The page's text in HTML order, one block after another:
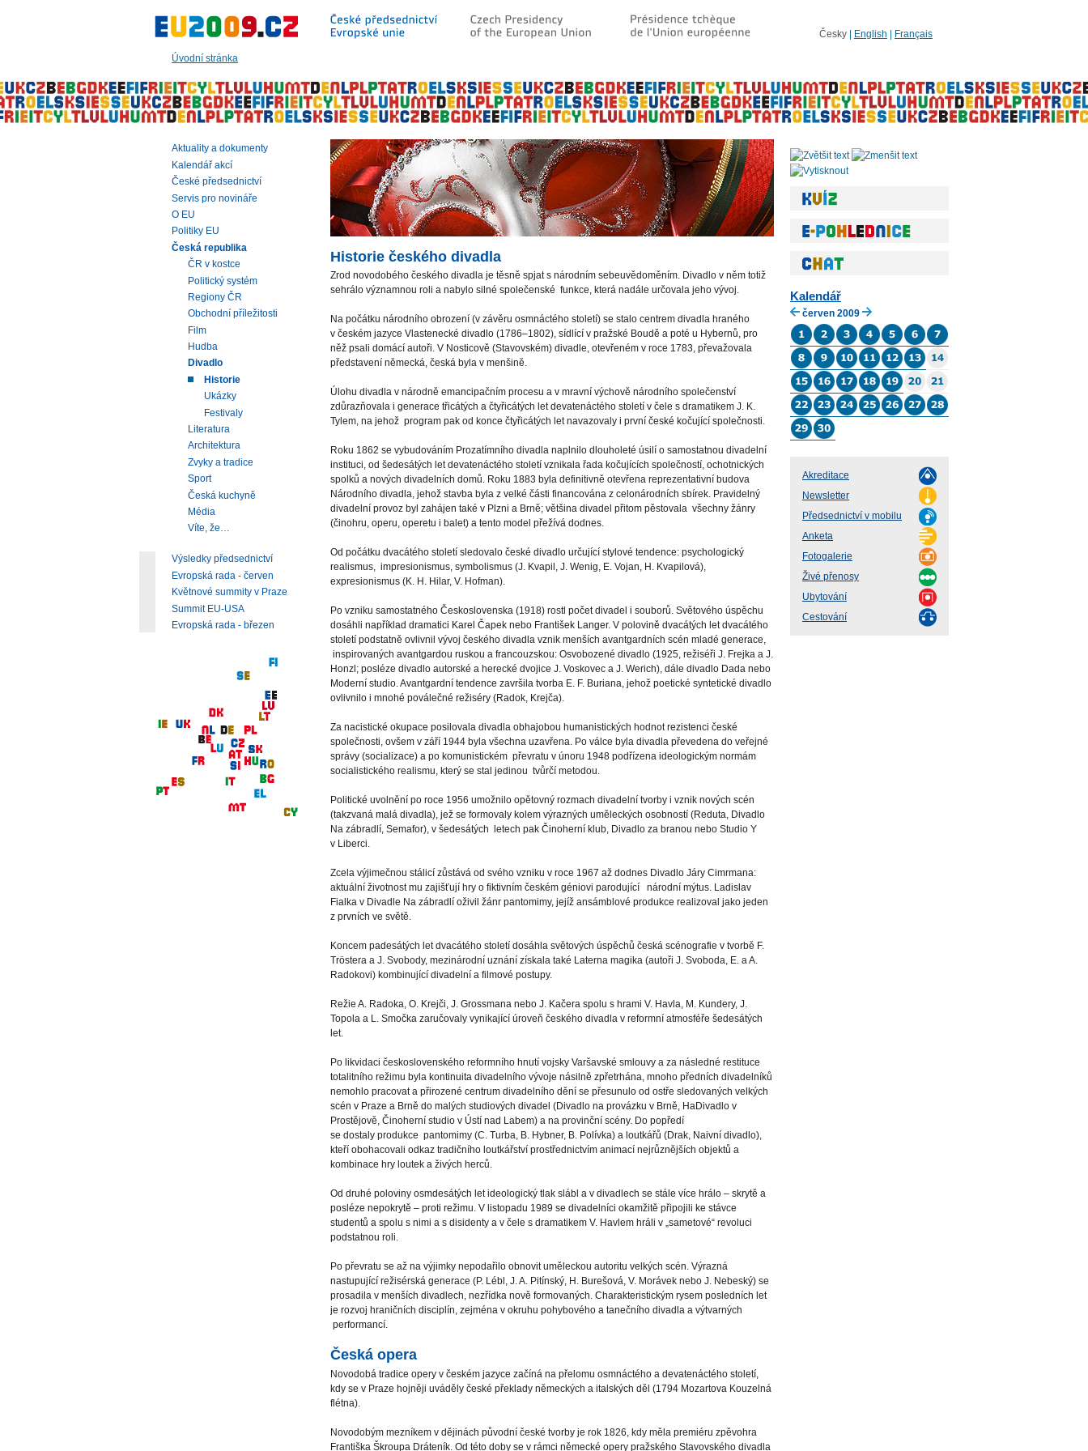
Česky English Français
Úvodní stránka
hlavní
|
navigaci
|
vyhledávání
Historie českého divadla
Zrod novodobého českého divadla je těsně spjat s národním sebeuvědoměním. Divadlo v něm totiž
sehrálo významnou roli a nabylo silné společenské funkce, která nadále určovala jeho vývoj.
Na počátku národního obrození (v závěru osmnáctého století) se stalo centrem divadla hraného
v českém jazyce Vlastenecké divadlo (1786–1802), sídlící v pražské Boudě a poté u Hybernů, pro
něž psali domácí autoři. V Nosticově (Stavovském) divadle, otevřeném v roce 1783, převažovala
představení německá, česká byla v menšině.
Úlohu divadla v národně emancipačním procesu a v mravní výchově národního společenství
zdůrazňovala i generace třicátých a čtyřicátých let devatenáctého století v čele s dramatikem J. K.
Tylem, na jehož program pak od konce čtyřicátých let navazovaly i první české kočující společnosti.
Roku 1862 se vybudováním Prozatímního divadla naplnilo dlouholeté úsilí o samostatnou divadelní
instituci, od šedesátých let devatenáctého století vznikala řada kočujících společností, ochotnických
spolků a nových divadelních domů. Roku 1883 byla definitivně otevřena reprezentativní budova
Národního divadla, jehož stavba byla z velké části financována z celonárodních sbírek. Pravidelný
divadelní provoz byl zahájen také v Plzni a Brně; většina divadel přitom pěstovala všechny žánry
(činohru, operu, operetu i balet) a tento model přežívá dodnes.
Od počátku dvacátého století sledovalo české divadlo určující stylové tendence: psychologický
realismus, impresionismus, symbolismus (J. Kvapil, J. Wenig, E. Vojan, H. Kvapilová),
expresionismus (K. H. Hilar, V. Hofman).
Po vzniku samostatného Československa (1918) rostl počet divadel i souborů. Světového úspěchu
dosáhli například dramatici Karel Čapek nebo František Langer. V polovině dvacátých let dvacátého
století podstatně ovlivnil vývoj českého divadla vznik menších avantgardních scén mladé generace,
inspirovaných avantgardou ruskou a francouzskou: Osvobozené divadlo (1925, režiséři J. Frejka a J.
Honzl; posléze divadlo autorské a herecké dvojice J. Voskovec a J. Werich), dále divadlo Dada nebo
Moderní studio. Avantgardní tendence završila tvorba E. F. Buriana, jehož poetické syntetické divadlo
ovlivnilo i mnohé poválečné režiséry (Radok, Krejča).
Za nacistické okupace posilovala divadla obhajobou humanistických hodnot rezistenci české
společnosti, ovšem v září 1944 byla všechna uzavřena. Po válce byla divadla převedena do veřejné
správy (socializace) a po komunistickém převratu v únoru 1948 podřízena ideologickým normám
socialistického realismu, který se stal jedinou tvůrčí metodou.
Politické uvolnění po roce 1956 umožnilo opětovný rozmach divadelní tvorby i vznik nových scén
(takzvaná malá divadla), jež se formovaly kolem výrazných uměleckých osobností (Reduta, Divadlo
Na zábradlí, Semafor), v šedesátých letech pak Činoherní klub, Divadlo za branou nebo Studio Y
v Liberci.
Zcela výjimečnou stálicí zůstává od svého vzniku v roce 1967 až dodnes Divadlo Járy Cimrmana:
aktuální životnost mu zajišťují hry o fiktivním českém géniovi parodující národní mýtus. Ladislav
Fialka v Divadle Na zábradlí oživil žánr pantomimy, jejíž ansámblové produkce realizoval jako jeden
z prvních ve světě.
Koncem padesátých let dvacátého století dosáhla světových úspěchů česká scénografie v tvorbě F.
Tröstera a J. Svobody, mezinárodní uznání získala také Laterna magika (autoři J. Svoboda, E. a A.
Radokovi) kombinující divadelní a filmové postupy.
Režie A. Radoka, O. Krejči, J. Grossmana nebo J. Kačera spolu s hrami V. Havla, M. Kundery, J.
Topola a L. Smočka zaručovaly vynikající úroveň českého divadla v reformní atmosféře šedesátých
let.
Po likvidaci československého reformního hnutí vojsky Varšavské smlouvy a za následné restituce
totalitního režimu byla kontinuita divadelního vývoje násilně zpřetrhána, mnoho předních divadelníků
nemohlo pracovat a přirozené centrum divadelního dění se přesunulo od ostře sledovaných velkých
scén v Praze a Brně do malých studiových divadel (Divadlo na provázku v Brně, HaDivadlo v
Prostějově, Činoherní studio v Ústí nad Labem) a na provinční scény. Do popředí
se dostaly produkce pantomimy (C. Turba, B. Hybner, B. Polívka) a loutkářů (Drak, Naivní divadlo),
kteří obohacovali odkaz tradičního loutkářství prostřednictvím animací nejrůznějších objektů a
kombinace hry loutek a živých herců.
Od druhé poloviny osmdesátých let ideologický tlak slábl a v divadlech se stále více hrálo – skrytě a
posléze nepokrytě – proti režimu. V listopadu 1989 se divadelníci okamžitě připojili ke stávce
studentů a spolu s nimi a s disidenty a v čele s dramatikem V. Havlem hráli v „sametové“ revoluci
podstatnou roli.
Po převratu se až na výjimky nepodařilo obnovit uměleckou autoritu velkých scén. Výrazná
nastupující režisérská generace (P. Lébl, J. A. Pitínský, H. Burešová, V. Morávek nebo J. Nebeský) se
prosadila v menších divadlech, nezřídka nově formovaných. Charakteristickým rysem posledních let
je rozvoj hraničních disciplín, zejména v okruhu pohybového a tanečního divadla a výtvarných
performancí.
Česká opera
Novodobá tradice opery v českém jazyce začíná na přelomu osmnáctého a devatenáctého století,
kdy se v Praze hojněji uváděly české překlady německých a italských děl (1794 Mozartova Kouzelná
flétna).
Novodobým mezníkem v dějinách původní české tvorby je rok 1826, kdy měla premiéru zpěvohra
Františka Škroupa Dráteník. Od této doby se v rámci německé opery pražského Stavovského divadla
Kalendář
červen 2009
Akreditace
Newsletter
Předsednictví v mobilu
Anketa
Fotogalerie
Živé přenosy
Ubytování
Cestování
Aktuality a dokumenty
Kalendář akcí
České předsednictví
Servis pro novináře
O EU
Politiky EU
Česká republika
ČR v kostce
Politický systém
Regiony ČR
Obchodní příležitosti
Film
Hudba
Divadlo
Historie
Ukázky
Festivaly
Literatura
Architektura
Zvyky a tradice
Sport
Česká kuchyně
Média
Víte, že…
Výsledky předsednictví
Evropská rada - červen
Květnové summity v Praze
Summit EU-USA
Evropská rada - březen